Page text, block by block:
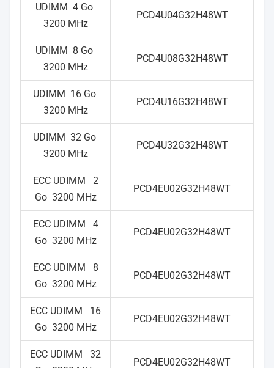
UDIMM 4 Go
3200 MHz
PCD4U04G32H48WT
UDIMM 8 Go
3200 MHz
PCD4U08G32H48WT
UDIMM 16 Go
3200 MHz
PCD4U16G32H48WT
UDIMM 32 Go
3200 MHz
PCD4U32G32H48WT
ECC UDIMM
2
Go 3200 MHz
PCD4EU02G32H48WT
ECC UDIMM
4
Go 3200 MHz
PCD4EU02G32H48WT
ECC UDIMM
8
Go 3200 MHz
PCD4EU02G32H48WT
ECC UDIMM
16
Go 3200 MHz
PCD4EU02G32H48WT
ECC UDIMM
32
PCD4EU02G32H48WT